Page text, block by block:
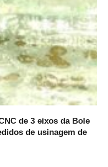
de 3 eixos da Bole
de usinagem de